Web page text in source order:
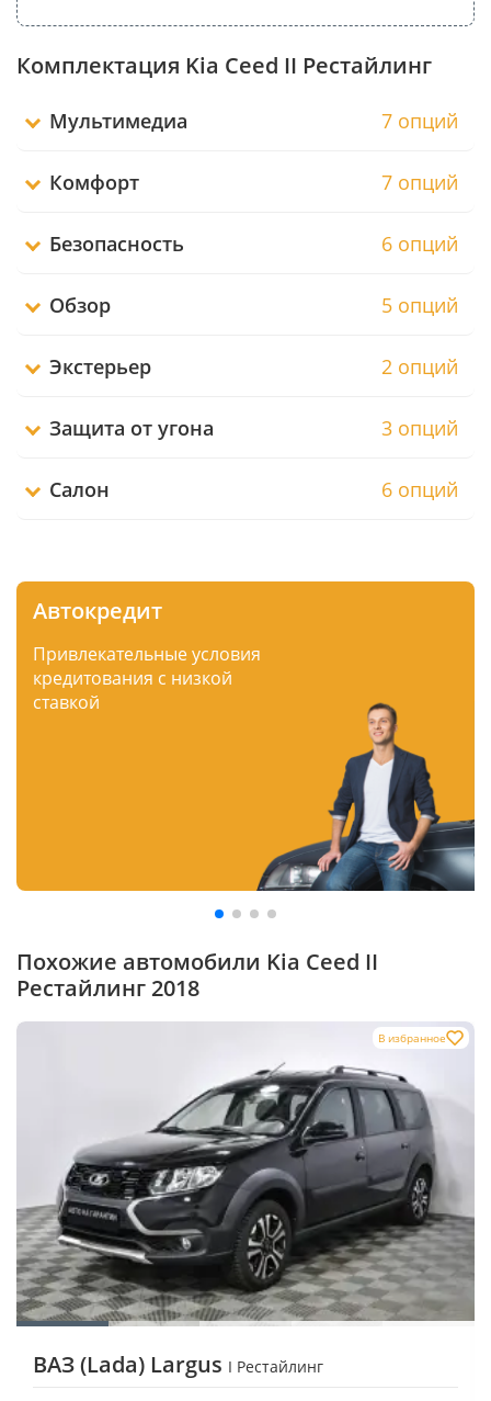
Комплектация Kia Ceed II Рестайлинг
Мультимедиа 7 опций
Комфорт 7 опций
Безопасность 6 опций
Обзор 5 опций
Экстерьер 2 опций
Защита от угона 3 опций
Салон 6 опций
Автокредит
Привлекательные условия
кредитования с низкой
ставкой
Похожие автомобили Kia Ceed II
Рестайлинг 2018
В избранное
ВАЗ (Lada) Largus I Рестайлинг